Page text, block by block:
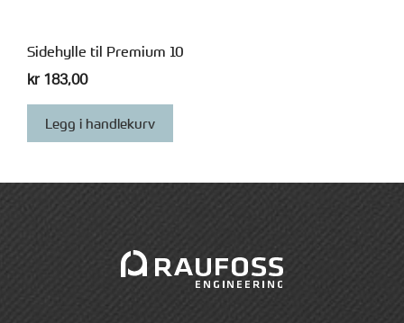
Sidehylle til Premium 10
kr183,00
Legg i handlekurv